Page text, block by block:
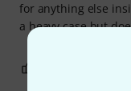
for anything else
a heavy case but